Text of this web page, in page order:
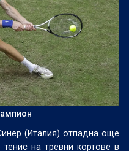
(Италия) отпадна още
на тревни кортове в